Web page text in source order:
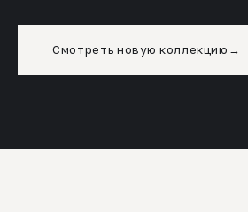
Смотреть новую коллекцию →